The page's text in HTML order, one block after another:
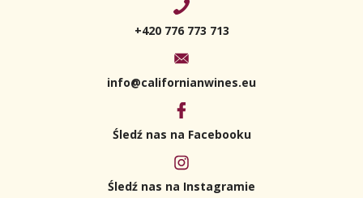
+420 776 773 713
info@californianwines.eu
Śledź nas na Facebooku
Śledź nas na Instagramie